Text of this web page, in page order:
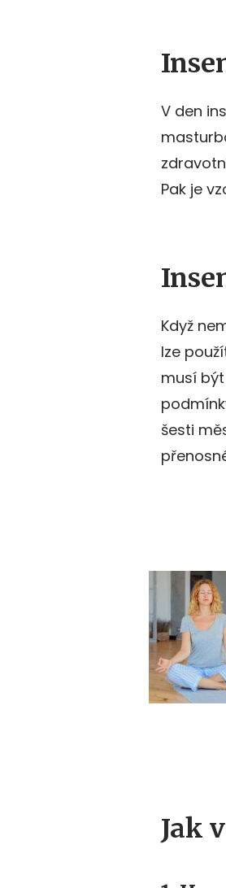
V den
Pak je
Když
lze
musí
šesti
Jak